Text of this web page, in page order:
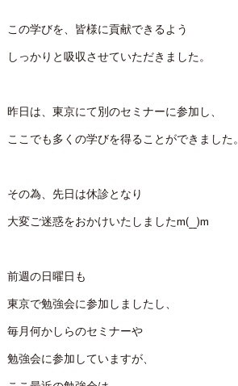
この学びを、皆様に貢献できるよう
しっかりと吸収させていただきました。
昨日は、東京にて別のセミナーに参加し、
ここでも多くの学びを得ることができました。
その為、先日は休診となり
大変ご迷惑をおかけいたしましたm(__)m
前週の日曜日も
東京で勉強会に参加しましたし、
毎月何かしらのセミナーや
勉強会に参加していますが、